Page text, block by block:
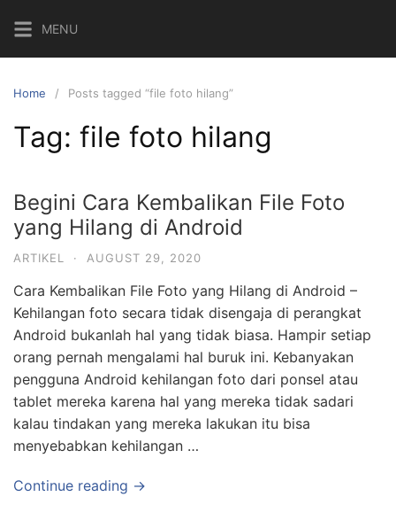
MENU
Home Posts tagged “file foto hilang”
Tag: file foto hilang
Begini Cara Kembalikan File Foto
yang Hilang di Android
ARTIKEL · AUGUST 29, 2020
Cara Kembalikan File Foto yang Hilang di Android –
Kehilangan foto secara tidak disengaja di perangkat
Android bukanlah hal yang tidak biasa. Hampir setiap
orang pernah mengalami hal buruk ini. Kebanyakan
pengguna Android kehilangan foto dari ponsel atau
tablet mereka karena hal yang mereka tidak sadari
kalau tindakan yang mereka lakukan itu bisa
menyebabkan kehilangan …
Continue reading →